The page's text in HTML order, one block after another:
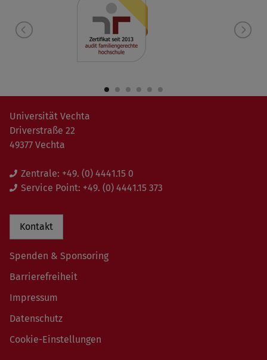
Universität Vechta
Driverstraße 22
49377 Vechta
Zentrale: +49. (0) 4441.15 0
Service Point: +49. (0) 4441.15 373
Kontakt
Spenden & Sponsoring
Barrierefreiheit
Impressum
Datenschutz
Cookie-Einstellungen